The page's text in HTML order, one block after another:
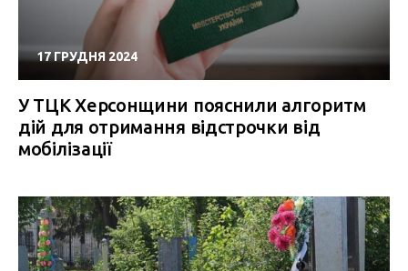
17 ГРУДНЯ 2024
У ТЦК Херсонщини пояснили алгоритм
дій для отримання відстрочки від
мобілізації